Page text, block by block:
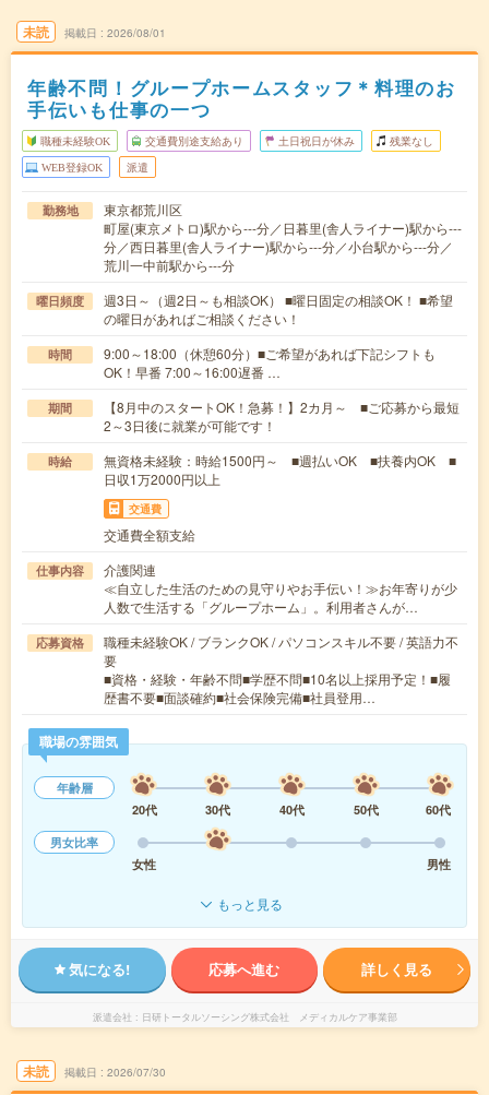
未読 掲載日 2026/08/01
年齢不問！グループホームスタッフ＊料理のお
手伝いも仕事の一つ
職種未経験OK 交通費別途支給あり 土日祝日が休み 残業なし
WEB登録OK 派遣
勤務地
東京都荒川区
町屋(東京メトロ)駅から---分／日暮里(舎人ライナー)駅から---
分／西日暮里(舎人ライナー)駅から---分／小台駅から---分／
荒川一中前駅から---分
曜日頻度
週3日～（週2日～も相談OK） ■曜日固定の相談OK！ ■希望
の曜日があればご相談ください！
時間
9:00～18:00（休憩60分）■ご希望があれば下記シフトも
OK！早番 7:00～16:00遅番 …
期間
【8月中のスタートOK！急募！】2カ月～ ■ご応募から最短
2～3日後に就業が可能です！
時給
無資格未経験：時給1500円～ ■週払いOK ■扶養内OK ■
日収1万2000円以上
交通費
交通費全額支給
仕事内容
介護関連
≪自立した生活のための見守りやお手伝い！≫お年寄りが少
人数で生活する「グループホーム」。利用者さんが…
応募資格
職種未経験OK / ブランクOK / パソコンスキル不要 / 英語力不
要
■資格・経験・年齢不問■学歴不問■10名以上採用予定！■履
歴書不要■面談確約■社会保険完備■社員登用…
職場の雰囲気
年齢層
20代
30代 40代 50代
60代
男女比率
女性
男性
もっと見る
気になる! 応募へ進む 詳しく見る
派遣会社 日研トータルソーシング株式会社 メディカルケア事業部
未読 掲載日 2026/07/30